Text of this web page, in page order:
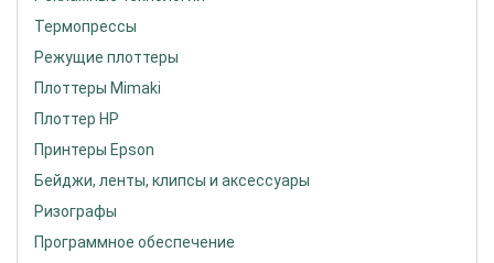
Термопрессы
Режущие плоттеры
Плоттеры Mimaki
Плоттер HP
Принтеры Epson
Бейджи, ленты, клипсы и аксессуары
Ризографы
Программное обеспечение